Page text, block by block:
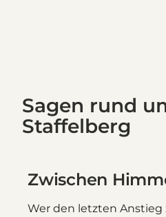
Sagen rund
Staffelberg
Zwischen
Wer den letzten